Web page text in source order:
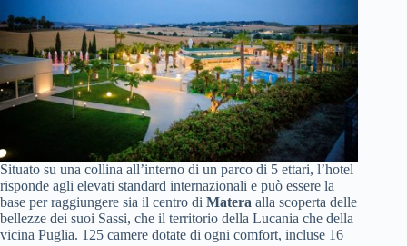
Situato su una collina all’interno di un parco di 5 ettari, l’hotel
risponde agli elevati standard internazionali e può essere la
base per raggiungere sia il centro di Matera alla scoperta delle
bellezze dei suoi Sassi, che il territorio della Lucania che della
vicina Puglia. 125 camere dotate di ogni comfort, incluse 16